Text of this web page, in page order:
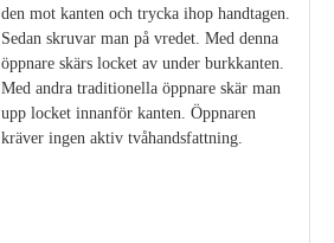
den mot kanten och trycka ihop handtagen.
Sedan skruvar man på vredet. Med denna
öppnare skärs locket av under burkkanten.
Med andra traditionella öppnare skär man
upp locket innanför kanten. Öppnaren
kräver ingen aktiv tvåhandsfattning.